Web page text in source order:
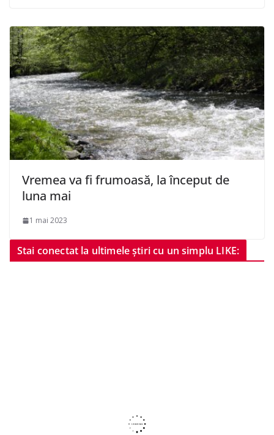
Vremea va fi frumoasă, la început de
luna mai
1 mai 2023
Stai conectat la ultimele știri cu un simplu LIKE: